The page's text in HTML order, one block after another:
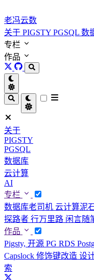
老冯云数
关于 PIGSTY PGSQL 数
专栏
作品
关于
PIGSTY
PGSQL
数据库
云计算
AI
专栏
数据库老司机 云计算泥
探路者 行万里路 闲言随
作品
Pigsty, 开源 PG RDS
Capslock 修饰键改造 设
索